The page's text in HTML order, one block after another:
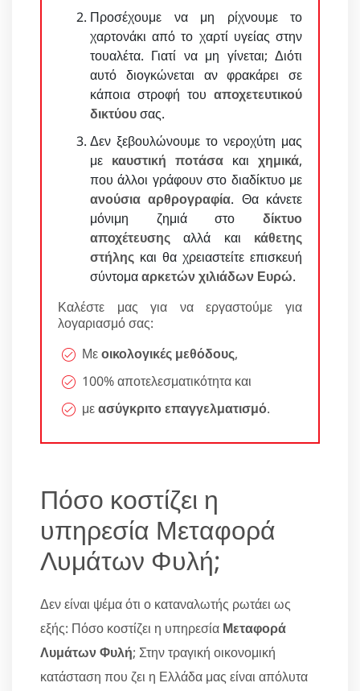
Προσέχουμε να μη ρίχνουμε το
χαρτονάκι από το χαρτί υγείας στην
τουαλέτα. Γιατί να μη γίνεται; Διότι
αυτό διογκώνεται αν φρακάρει σε
κάποια στροφή του αποχετευτικού
δικτύουσας.
Δεν ξεβουλώνουμε το νεροχύτη μας
με καυστική ποτάσα και χημικά,
που άλλοι γράφουν στο διαδίκτυο με
ανούσια αρθρογραφία. Θα κάνετε
μόνιμη ζημιά στο δίκτυο
αποχέτευσης αλλά και κάθετης
στήλης και θα χρειαστείτε επισκευή
σύντομααρκετών χιλιάδων Ευρώ.
Καλέστε μας για να εργαστούμε για
λογαριασμό σας:
Μεοικολογικές μεθόδους,
100% αποτελεσματικότητα και
μεασύγκριτο επαγγελματισμό.
Πόσο κοστίζει η
υπηρεσία Μεταφορά
Λυμάτων Φυλή;
Δεν είναι ψέμα ότι ο καταναλωτής ρωτάει ως
εξής: Πόσο κοστίζει η υπηρεσία Μεταφορά
Λυμάτων Φυλή; Στην τραγική οικονομική
κατάσταση που ζει η Ελλάδα μας είναι απόλυτα